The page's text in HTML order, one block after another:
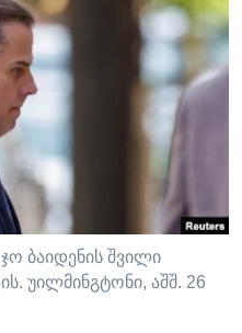
ბაიდენის შვილი
უილმინგტონი, აშშ. 26